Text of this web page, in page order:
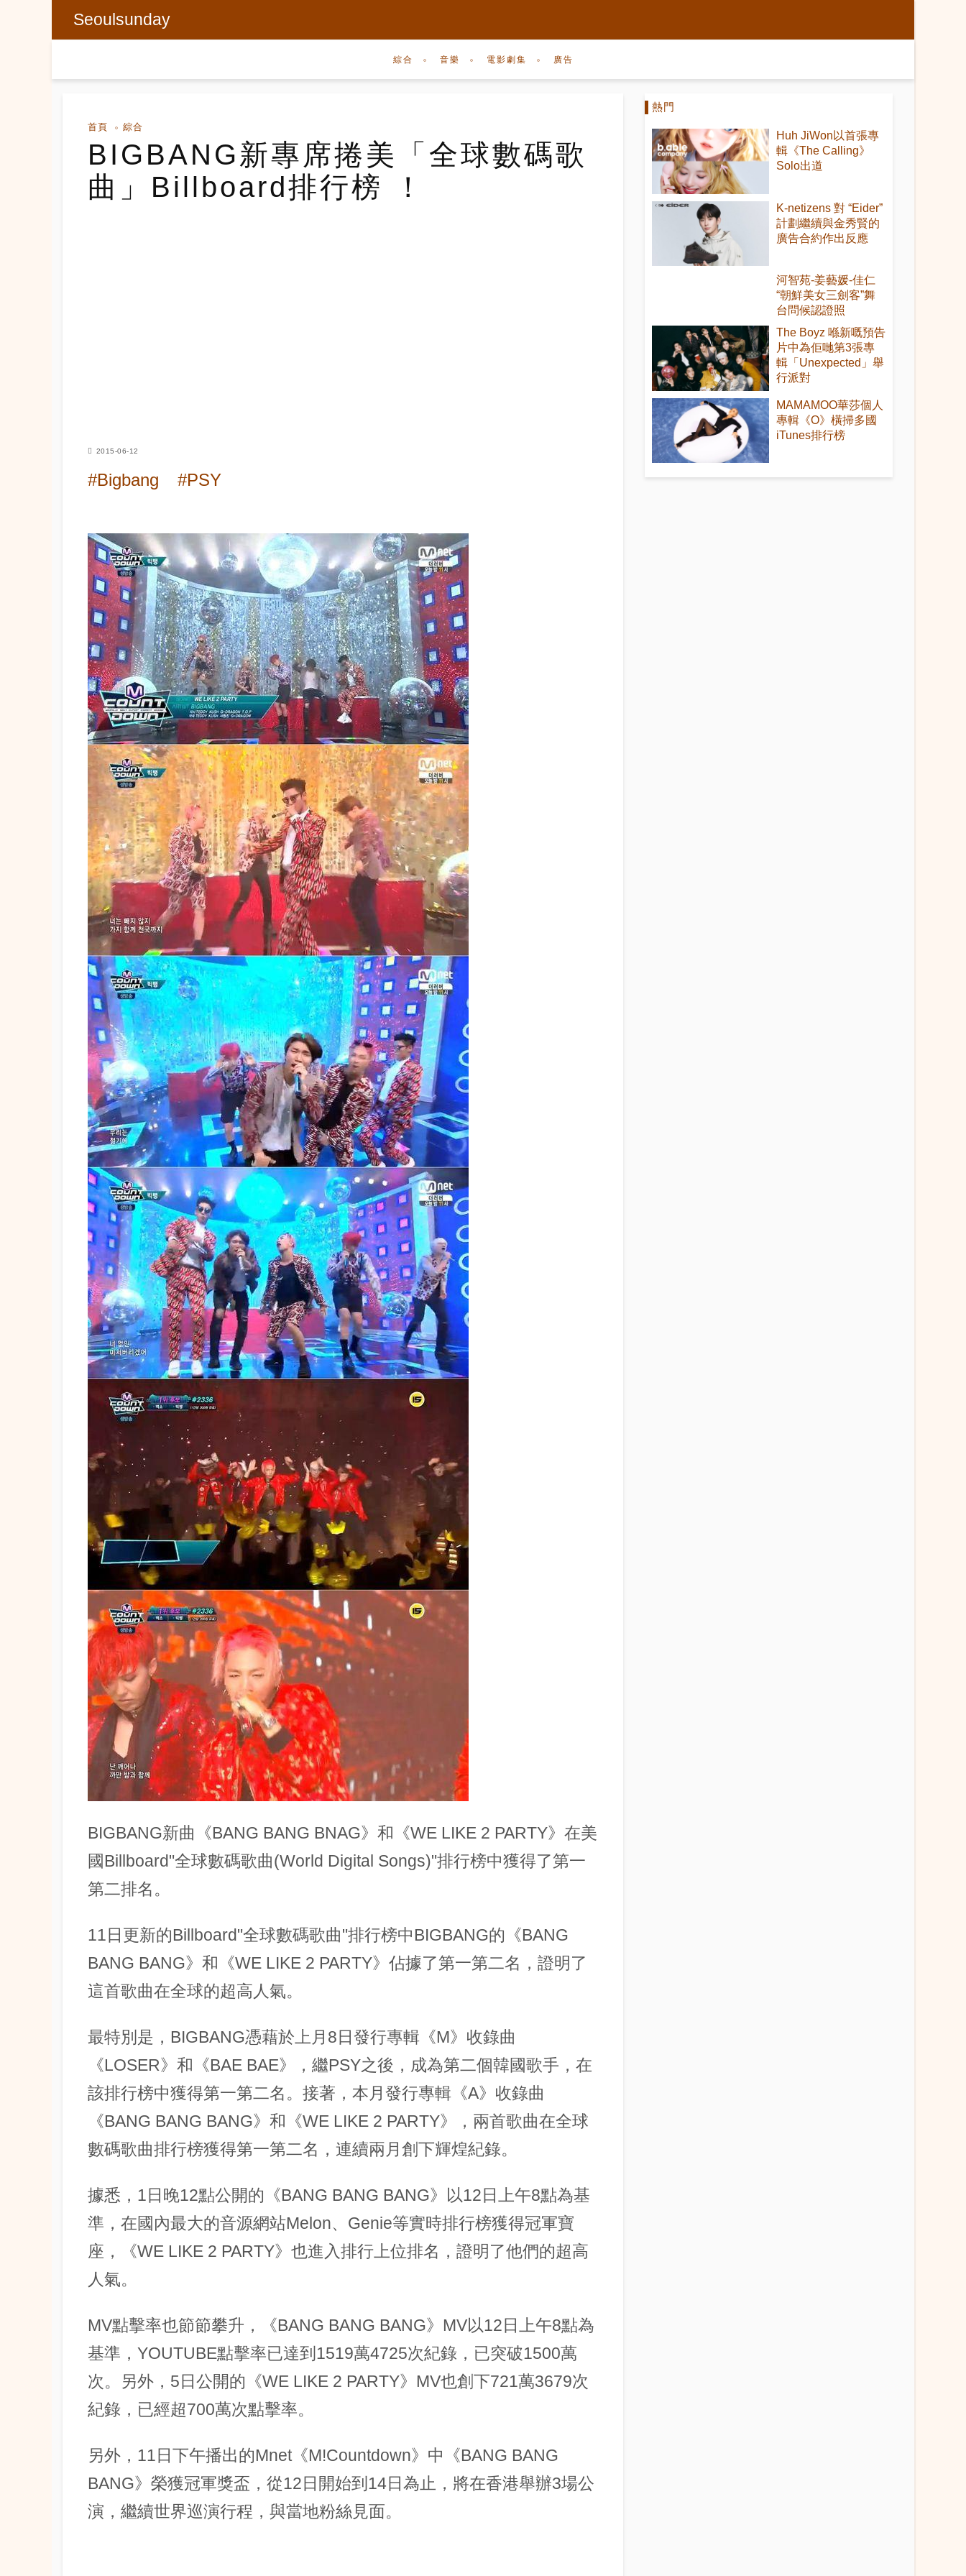
Seoulsunday
綜合 音樂 電影劇集 廣告
首頁 綜合
BIGBANG新專席捲美「全球數碼歌
曲」Billboard排行榜 ！
2015-06-12
#Bigbang #PSY
BIGBANG新曲《BANG BANG BNAG》和《WE LIKE 2 PARTY》在美
國Billboard"全球數碼歌曲(World Digital Songs)"排行榜中獲得了第一
第二排名。
11日更新的Billboard"全球數碼歌曲"排行榜中BIGBANG的《BANG
BANG BANG》和《WE LIKE 2 PARTY》佔據了第一第二名，證明了
這首歌曲在全球的超高人氣。
最特別是，BIGBANG憑藉於上月8日發行專輯《M》收錄曲
《LOSER》和《BAE BAE》，繼PSY之後，成為第二個韓國歌手，在
該排行榜中獲得第一第二名。接著，本月發行專輯《A》收錄曲
《BANG BANG BANG》和《WE LIKE 2 PARTY》，兩首歌曲在全球
數碼歌曲排行榜獲得第一第二名，連續兩月創下輝煌紀錄。
據悉，1日晚12點公開的《BANG BANG BANG》以12日上午8點為基
準，在國內最大的音源網站Melon、Genie等實時排行榜獲得冠軍寶
座，《WE LIKE 2 PARTY》也進入排行上位排名，證明了他們的超高
人氣。
MV點擊率也節節攀升，《BANG BANG BANG》MV以12日上午8點為
基準，YOUTUBE點擊率已達到1519萬4725次紀錄，已突破1500萬
次。另外，5日公開的《WE LIKE 2 PARTY》MV也創下721萬3679次
紀錄，已經超700萬次點擊率。
另外，11日下午播出的Mnet《M!Countdown》中《BANG BANG
BANG》榮獲冠軍獎盃，從12日開始到14日為止，將在香港舉辦3場公
演，繼續世界巡演行程，與當地粉絲見面。
熱門
Huh JiWon以首張專
輯《The Calling》
Solo出道
K-netizens 對 “Eider”
計劃繼續與金秀賢的
廣告合約作出反應
河智苑-姜藝媛-佳仁
“朝鮮美女三劍客”舞
台問候認證照
The Boyz 喺新嘅預告
片中為佢哋第3張專
輯「Unexpected」舉
行派對
MAMAMOO華莎個人
專輯《O》橫掃多國
iTunes排行榜